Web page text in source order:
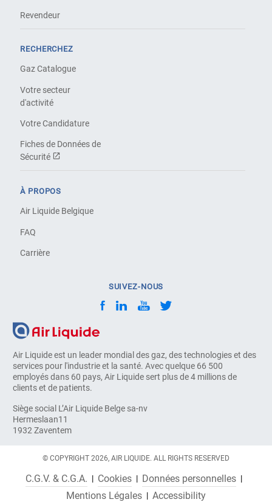
Air Liquide est un leader mondial des gaz, des technologies et des
services pour l'industrie et la santé. Avec quelque 66 500
employés dans 60 pays, Air Liquide sert plus de 4 millions de
clients et de patients.
Siège social L’Air Liquide Belge sa-nv
Hermeslaan11
1932 Zaventem
Revendeur
RECHERCHEZ
Gaz Catalogue
Votre secteur
d'activité
Votre Candidature
Fiches de Données de
Sécurité
À PROPOS
Air Liquide Belgique
FAQ
Carrière
SUIVEZ-NOUS
© COPYRIGHT 2026, AIR LIQUIDE. ALL RIGHTS RESERVED
C.G.V. & C.G.A. Cookies
Données personnelles
Mentions Légales
Accessibility